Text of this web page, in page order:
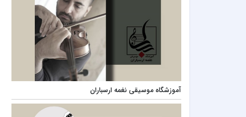
آموزشگاه موسیقی نغمه ارسباران